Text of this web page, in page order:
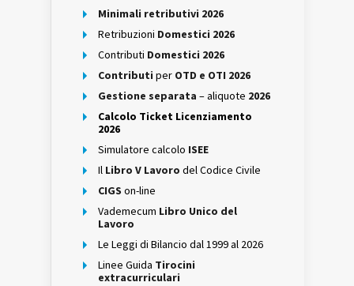
Minimali retributivi 2026
Retribuzioni Domestici 2026
Contributi Domestici 2026
Contributi per OTD e OTI 2026
Gestione separata – aliquote 2026
Calcolo Ticket Licenziamento
2026
Simulatore calcolo ISEE
Il Libro V Lavoro del Codice Civile
CIGS on-line
Vademecum Libro Unico del
Lavoro
Le Leggi di Bilancio dal 1999 al 2026
Linee Guida Tirocini
extracurriculari